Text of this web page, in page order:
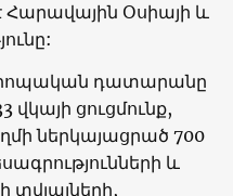
Հարավային Օսիայի և
դատարանը
վկայի ցուցմունք,
ներկայացրած 700
և
տվյալների,